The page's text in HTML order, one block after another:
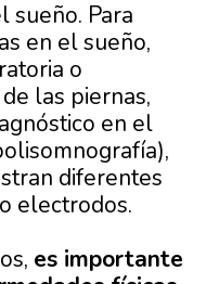
sueño. Para
en el sueño,
o
las piernas,
en el
diferentes
electrodos.
es importante